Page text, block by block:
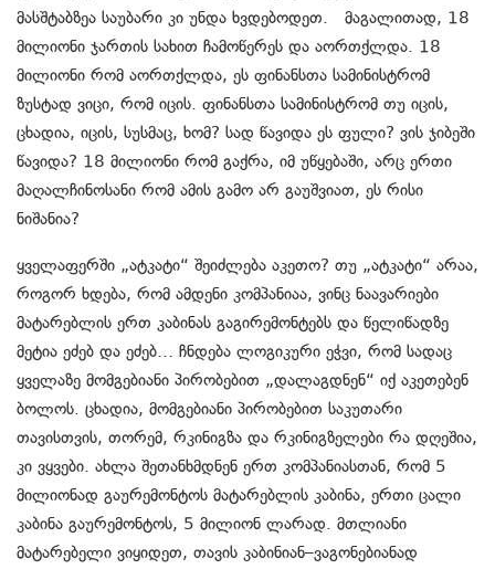
მასშტაბზეა საუბარი კი უნდა ხვდებოდეთ. მაგალითად, 18
მილიონი ჯართის სახით ჩამოწერეს და აორთქლდა. 18
მილიონი რომ აორთქლდა, ეს ფინანსთა სამინისტრომ
ზუსტად ვიცი, რომ იცის. ფინანსთა სამინისტრომ თუ იცის,
ცხადია, იცის, სუსმაც, ხომ? სად წავიდა ეს ფული? ვის ჯიბეში
წავიდა? 18 მილიონი რომ გაქრა, იმ უწყებაში, არც ერთი
მაღალჩინოსანი რომ ამის გამო არ გაუშვიათ, ეს რისი
ნიშანია?
ყველაფერში „ატკატი“ შეიძლება აკეთო? თუ „ატკატი“ არაა,
როგორ ხდება, რომ ამდენი კომპანიაა, ვინც ნაავარიები
მატარებლის ერთ კაბინას გაგირემონტებს და წელიწადზე
მეტია ეძებ და ეძებ… ჩნდება ლოგიკური ეჭვი, რომ სადაც
ყველაზე მომგებიანი პირობებით „დალაგდნენ“ იქ აკეთებენ
ბოლოს. ცხადია, მომგებიანი პირობებით საკუთარი
თავისთვის, თორემ, რკინიგზა და რკინიგზელები რა დღეშია,
კი ვყვები. ახლა შეთანხმდნენ ერთ კომპანიასთან, რომ 5
მილიონად გაურემონტოს მატარებლის კაბინა, ერთი ცალი
კაბინა გაურემონტოს, 5 მილიონ ლარად. მთლიანი
მატარებელი ვიყიდეთ, თავის კაბინიან–ვაგონებიანად